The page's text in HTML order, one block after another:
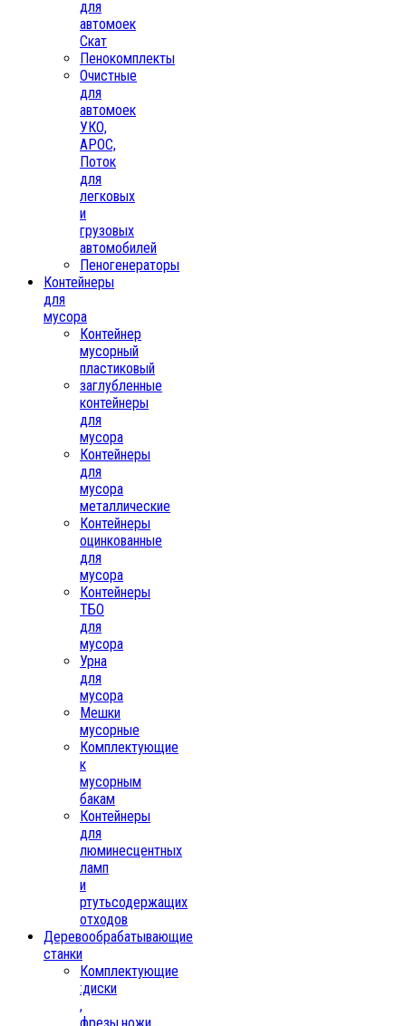
для
автомоек
Скат
Пенокомплекты
Очистные
для
автомоек
УКО,
АРОС,
Поток
для
легковых
и
грузовых
автомобилей
Пеногенераторы
Контейнеры
для
мусора
Контейнер
мусорный
пластиковый
заглубленные
контейнеры
для
мусора
Контейнеры
для
мусора
металлические
Контейнеры
оцинкованные
для
мусора
Контейнеры
ТБО
для
мусора
Урна
для
мусора
Мешки
мусорные
Комплектующие
к
мусорным
бакам
Контейнеры
для
люминесцентных
ламп
и
ртутьсодержащих
отходов
Деревообрабатывающие
станки
Комплектующие
:диски
,